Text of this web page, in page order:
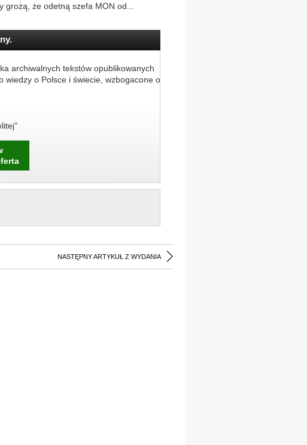
grożą, że odetną szefa MON od...
archiwalnych tekstów opublikowanych
wiedzy o Polsce i świecie, wzbogacone o
NASTĘPNY ARTYKUŁ Z WYDANIA